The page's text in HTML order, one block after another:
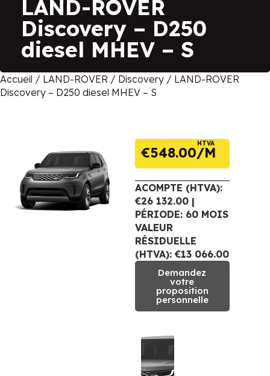
LAND-ROVER
Discovery – D250
diesel MHEV – S
Accueil / LAND-ROVER / Discovery / LAND-ROVER
Discovery – D250 diesel MHEV – S
€548.00
HTVA
ACOMPTE (HTVA):
€26 132.00 |
PÉRIODE: 60 MOIS
VALEUR
RÉSIDUELLE
(HTVA): €13 066.00
Demandez
votre
proposition
personnelle